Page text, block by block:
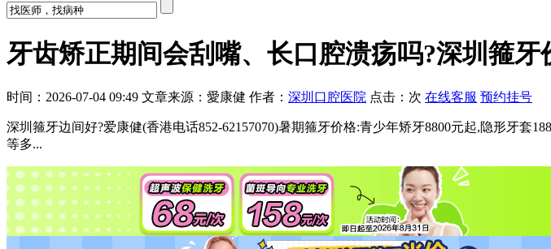
牙齿矫正期间会刮嘴、长口腔溃疡吗?深圳箍
时间：2026-07-04 09:49 文章来源：愛康健 作者： 深圳口腔医院 点击： 次 在线客服 预约挂号
深圳箍牙边间好?爱康健(香港电话852-62157070)暑期箍牙价格:青少年矫牙8800元起,隐形牙套
等多...